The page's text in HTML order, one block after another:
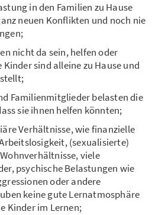
in den Familien zu Hause
neuen Konflikten und noch nie
nicht da sein, helfen oder
sind alleine zu Hause und
Familienmitglieder belasten die
sie ihnen helfen könnten;
Verhältnisse, wie finanzielle
(sexualisierte)
viele
psychische Belastungen wie
oder andere
keine gute Lernatmosphäre
Kinder im Lernen;